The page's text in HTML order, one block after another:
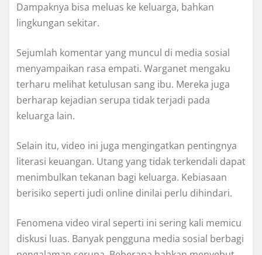
Dampaknya bisa meluas ke keluarga, bahkan
lingkungan sekitar.
Sejumlah komentar yang muncul di media sosial
menyampaikan rasa empati. Warganet mengaku
terharu melihat ketulusan sang ibu. Mereka juga
berharap kejadian serupa tidak terjadi pada
keluarga lain.
Selain itu, video ini juga mengingatkan pentingnya
literasi keuangan. Utang yang tidak terkendali dapat
menimbulkan tekanan bagi keluarga. Kebiasaan
berisiko seperti judi online dinilai perlu dihindari.
Fenomena video viral seperti ini sering kali memicu
diskusi luas. Banyak pengguna media sosial berbagi